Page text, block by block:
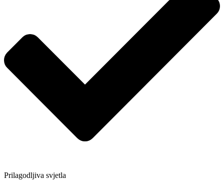
Prilagodljiva svjetla